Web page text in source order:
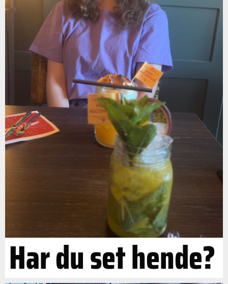
Har du set hende?